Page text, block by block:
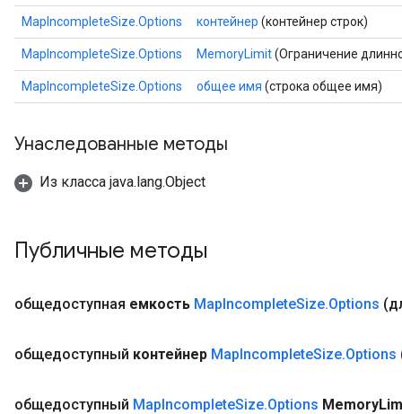
MapIncompleteSize.Options контейнер (контейнер строк)
MapIncompleteSize.Options MemoryLimit(Ограничение
MapIncompleteSize.Options общее имя (строка общее имя)
Унаследованные методы
Из класса java.lang.Object
Публичные методы
общедоступная емкость MapIncompleteSize.Options
общедоступный контейнер MapIncompleteSize.Options
общедоступный MapIncompleteSize.Options Memory